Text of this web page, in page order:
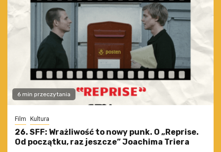
6 min przeczytania
Film Kultura
26. SFF: Wrażliwość to nowy punk. O „Reprise.
Od początku, raz jeszcze” Joachima Triera